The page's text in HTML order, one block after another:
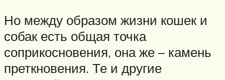
Но между образом жизни кошек и
собак есть общая точка
соприкосновения, она же – камень
преткновения. Те и другие